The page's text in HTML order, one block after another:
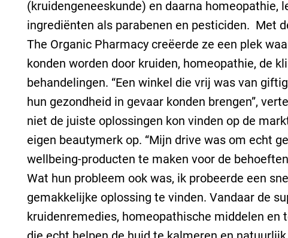
(kruidengeneeskunde) en daarna homeopathie,
ingrediënten als parabenen en pesticiden. Met
The Organic Pharmacy creëerde ze een plek
konden worden door kruiden, homeopathie, de
behandelingen. “Een winkel die vrij was van
hun gezondheid in gevaar konden brengen”,
niet de juiste oplossingen kon vinden op de
eigen beautymerk op. “Mijn drive was om echt
wellbeing-producten te maken voor de
Wat hun probleem ook was, ik probeerde een
gemakkelijke oplossing te vinden. Vandaar de
kruidenremedies, homeopathische middelen en